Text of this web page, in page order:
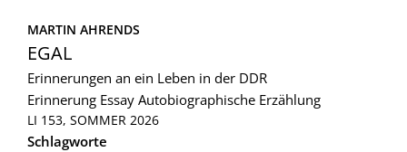
MARTIN AHRENDS
EGAL
Erinnerungen an ein Leben in der DDR
Erinnerung Essay Autobiographische Erzählung
LI 153, SOMMER 2026
Schlagworte